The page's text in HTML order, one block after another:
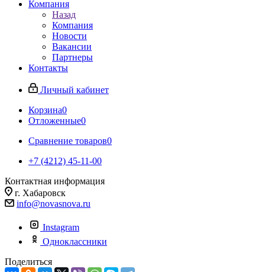
Компания
Назад
Компания
Новости
Вакансии
Партнеры
Контакты
Личный кабинет
Корзина0
Отложенные0
Сравнение товаров0
+7 (4212) 45-11-00
Контактная информация
г. Хабаровск
info@novasnova.ru
Instagram
Одноклассники
Поделиться